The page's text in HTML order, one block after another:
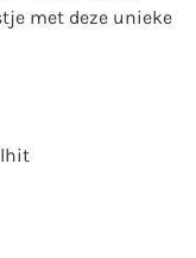
met deze unieke